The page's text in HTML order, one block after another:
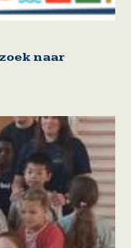
naar